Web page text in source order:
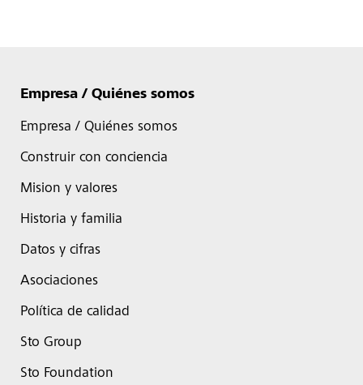
Empresa / Quiénes somos
Empresa / Quiénes somos
Construir con conciencia
Mision y valores
Historia y familia
Datos y cifras
Asociaciones
Política de calidad
Sto Group
Sto Foundation